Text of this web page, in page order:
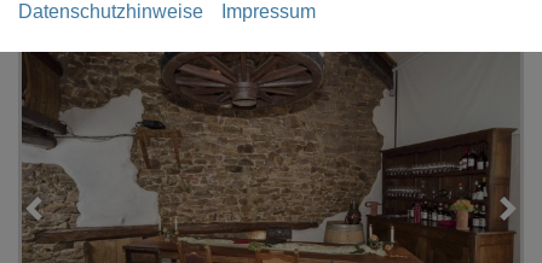
Datenschutzhinweise Impressum
Die Weinscheune
Loading...